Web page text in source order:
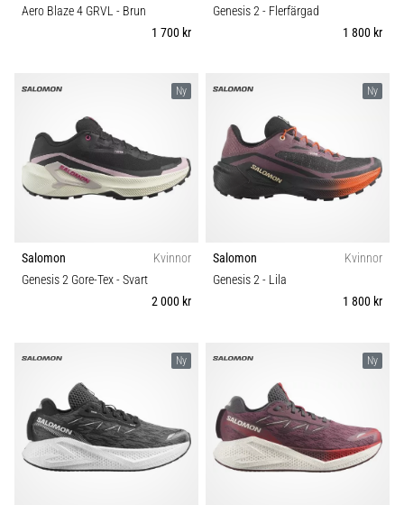
mycket
löpare
Vad…
artiklar
Aero Blaze 4 GRVL - Brun
1 700 kr
Genesis 2- Flerfärgad
1 800 kr
Ny
Salomon
Kvinnor
Genesis 2 Gore-Tex- Svart
2 000 kr
Ny
Salomon
Kvinnor
Genesis 2- Lila
1 800 kr
Ny Ny